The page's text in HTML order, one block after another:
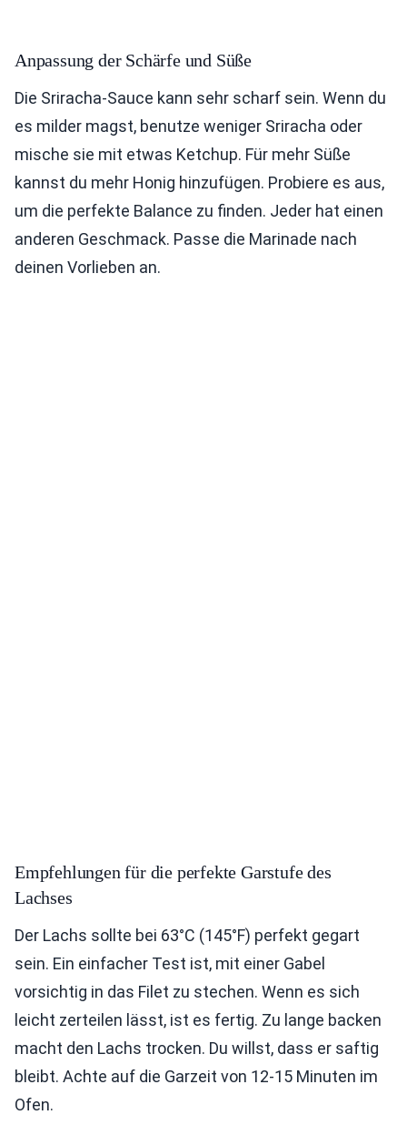
Anpassung der Schärfe und Süße
Die Sriracha-Sauce kann sehr scharf sein. Wenn du
es milder magst, benutze weniger Sriracha oder
mische sie mit etwas Ketchup. Für mehr Süße
kannst du mehr Honig hinzufügen. Probiere es aus,
um die perfekte Balance zu finden. Jeder hat einen
anderen Geschmack. Passe die Marinade nach
deinen Vorlieben an.
Empfehlungen für die perfekte Garstufe des
Lachses
Der Lachs sollte bei 63°C (145°F) perfekt gegart
sein. Ein einfacher Test ist, mit einer Gabel
vorsichtig in das Filet zu stechen. Wenn es sich
leicht zerteilen lässt, ist es fertig. Zu lange backen
macht den Lachs trocken. Du willst, dass er saftig
bleibt. Achte auf die Garzeit von 12-15 Minuten im
Ofen.